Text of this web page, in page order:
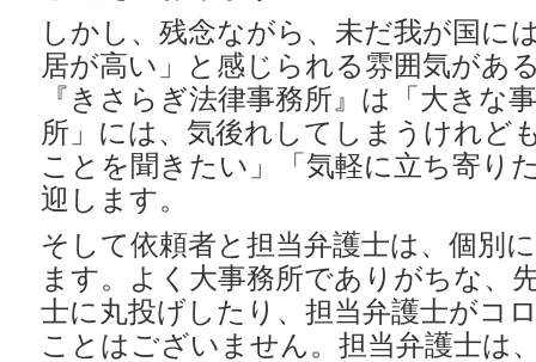
しかし、残念ながら、未だ我が国に
居が高い」と感じられる雰囲気があ
『きさらぎ法律事務所』は「大きな
所」には、気後れしてしまうけれど
ことを聞きたい」「気軽に立ち寄り
迎します。
そして依頼者と担当弁護士は、個別
ます。よく大事務所でありがちな、
士に丸投げしたり、担当弁護士がコ
ことはございません。担当弁護士は